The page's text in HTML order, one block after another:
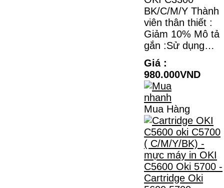
BK/C/M/Y Thành
viên thân thiết :
Giảm 10% Mô tả
gắn :Sử dụng…
Giá :
980.000VND
Mua Hàng